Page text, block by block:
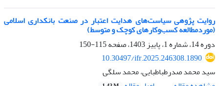
روایت پژوهی سیاست‌های هدایت اعتبار در صنعت بانکداری اسلامی
(موردمطالعه کسب‌وکارهای کوچک و متوسط)
دوره 14، شماره 1، پاییز 1403، صفحه
115-150
10.30497/ifr.2025.246308.1890
سید محمد صدرطباطبایی، محمد سلگی